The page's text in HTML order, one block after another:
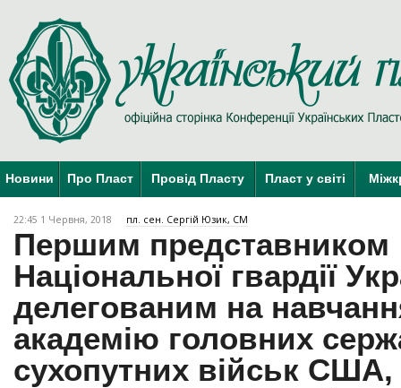
Новини Про Пласт Провід Пласту Пласт у світі
22:45 1 Червня, 2018 пл. сен. Сергій Юзик, СМ
Першим представником
Національної гвардії
делегованим на
академію головних
сухопутних військ США,